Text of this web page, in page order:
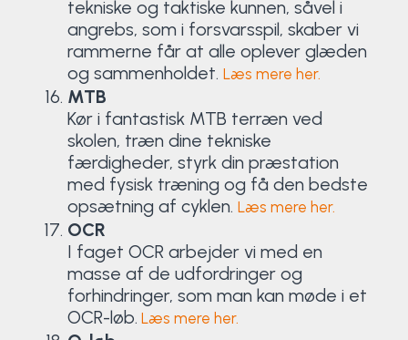
tekniske og taktiske kunnen, såvel i
angrebs, som i forsvarsspil, skaber vi
rammerne får at alle oplever glæden
og sammenholdet. Læs mere her.
MTB
Kør i fantastisk MTB terræn ved
skolen, træn dine tekniske
færdigheder, styrk din præstation
med fysisk træning og få den bedste
opsætning af cyklen. Læs mere her.
OCR
I faget OCR arbejder vi med en
masse af de udfordringer og
forhindringer, som man kan møde i et
OCR-løb. Læs mere her.